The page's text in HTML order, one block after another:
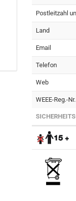
Postleitzahl
Land
Email
Telefon
Web
WEEE-Reg.-Nr.